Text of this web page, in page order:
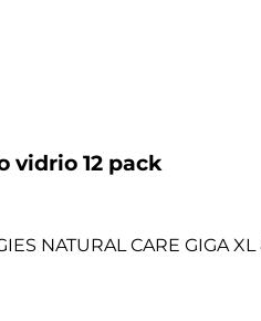
vidrio 12 pack